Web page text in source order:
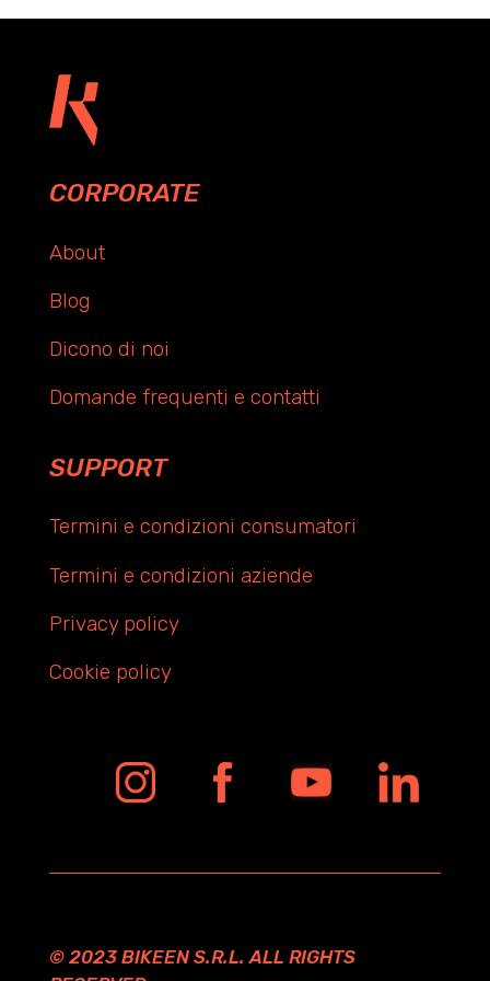
CORPORATE
About
Blog
Dicono di noi
Domande frequenti e contatti
SUPPORT
Termini e condizioni consumatori
Termini e condizioni aziende
Privacy policy
Cookie policy
© 2023 BIKEEN S.R.L. ALL RIGHTS